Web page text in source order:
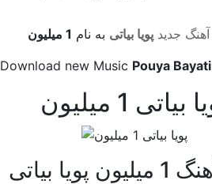
آهنگ جدید پویا بیاتی به نام 1 میلیون
Download new Music Pouya Bayati
بیاتی 1 میلیون
بیاتی